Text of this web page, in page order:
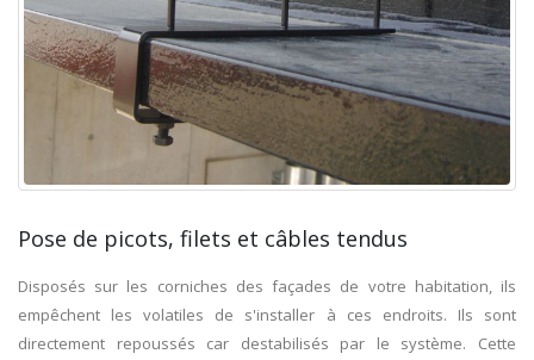
Pose de picots, filets et câbles tendus
Disposés sur les corniches des façades de votre habitation, ils
empêchent les volatiles de s'installer à ces endroits. Ils sont
directement repoussés car destabilisés par le système. Cette